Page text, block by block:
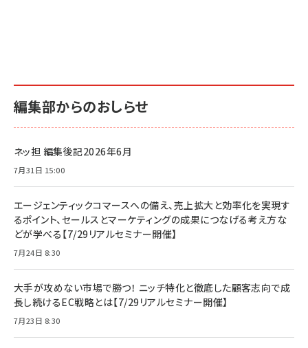
編集部からのおしらせ
ネッ担 編集後記2026年6月
7月31日 15:00
エージェンティックコマースへの備え、売上拡大と効率化を実現す
るポイント、セールスとマーケティングの成果につなげる考え方な
どが学べる【7/29リアルセミナー開催】
7月24日 8:30
大手が攻めない市場で勝つ！ ニッチ特化と徹底した顧客志向で成
長し続けるEC戦略とは【7/29リアルセミナー開催】
7月23日 8:30